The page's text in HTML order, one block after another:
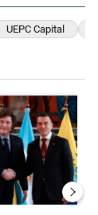
UEPC Capital
media sanción
tendencia con el